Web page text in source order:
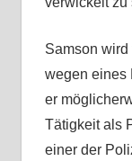
Samson
wegen eines
er
Tätigkeit als
einer der